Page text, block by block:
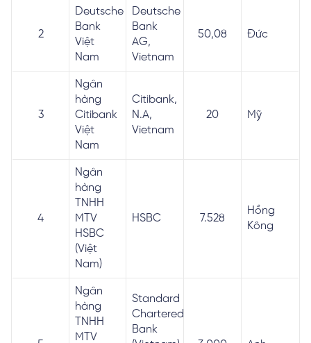
2
Deutsche
Bank
Việt
Nam
Deutsche
Bank
AG,
Vietnam
50,08 Đức
3
Ngân
hàng
Citibank
Việt
Nam
Citibank,
N.A,
Vietnam
20 Mỹ
4
Ngân
hàng
TNHH
MTV
HSBC
(Việt
Nam)
HSBC 7.528
Hồng
Kông
Ngân
hàng
TNHH
MTV
Standard
Chartered
Bank